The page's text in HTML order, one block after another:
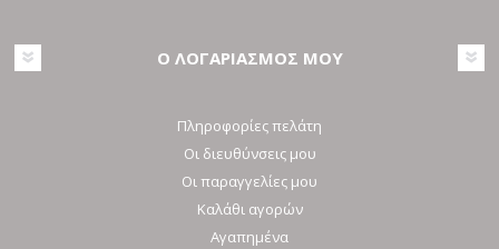
Ο ΛΟΓΑΡΙΑΣΜΟΣ ΜΟΥ
Πληροφορίες πελάτη
Οι διευθύνσεις μου
Οι παραγγελίες μου
Καλάθι αγορών
Αγαπημένα